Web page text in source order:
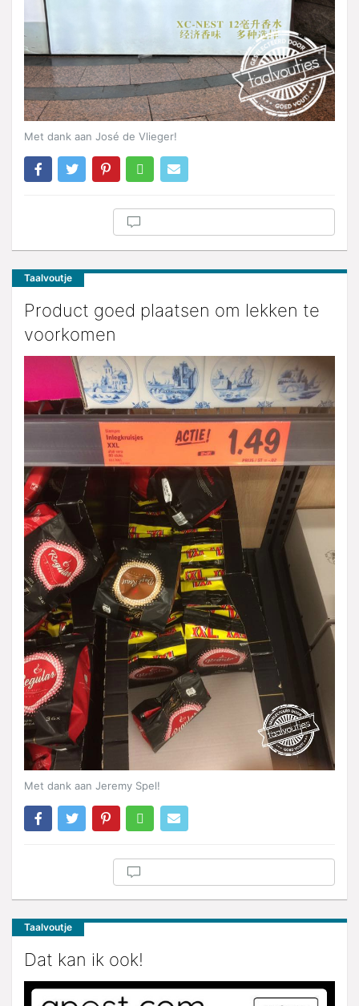
Met dank aan José de Vlieger!
Taalvoutje
Product goed plaatsen om lekken te
voorkomen
Met dank aan Jeremy Spel!
Taalvoutje
Dat kan ik ook!